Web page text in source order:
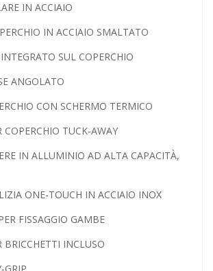
IN ACCIAIO
IN ACCIAIO SMALTATO
SUL COPERCHIO
ANGOLATO
CON SCHERMO TERMICO
COPERCHIO TUCK-AWAY
IN ALLUMINIO AD ALTA CAPACITÀ,
ONE-TOUCH IN ACCIAIO INOX
FISSAGGIO GAMBE
BRICCHETTI INCLUSO